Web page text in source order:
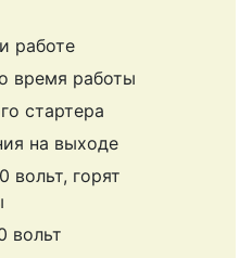
работе
время работы
стартера
на выходе
горят
вольт